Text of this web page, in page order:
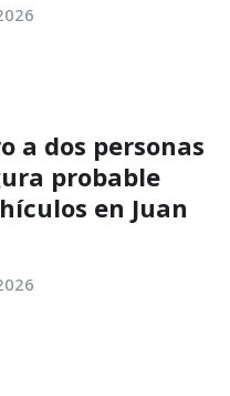
a dos personas
probable
en Juan